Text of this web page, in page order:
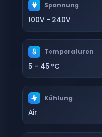
Spannung
100V - 240V
Temperaturen
5 - 45 °C
Kühlung
Air